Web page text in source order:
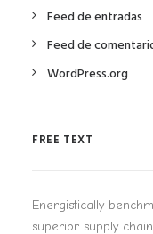
Feed de entradas
Feed de
WordPress.org
FREE TEXT
Energistically
superior supply